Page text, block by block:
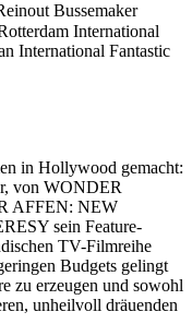
Bussemaker
International
International Fantastic
in Hollywood gemacht:
von WONDER
AFFEN: NEW
sein Feature-
TV-Filmreihe
Budgets gelingt
zu erzeugen und sowohl
unheilvoll dräuenden